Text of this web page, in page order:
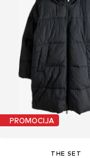
PROMOCIJA
THE SET